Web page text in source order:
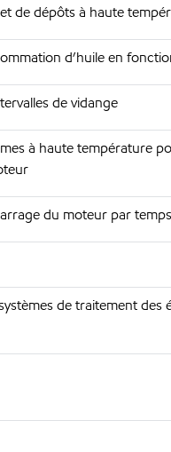
de dépôts à haute
d’huile en
de vidange
à haute température
du moteur par
de traitement des